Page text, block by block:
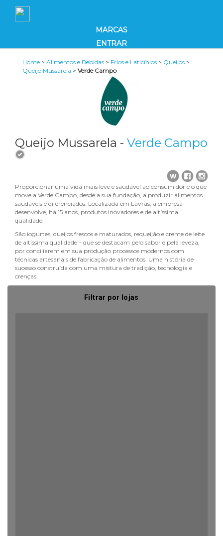
MARCAS
ENTRAR
Home > Alimentos e Bebidas > Frios e Laticínios > Queijos >
Queijo Mussarela > Verde Campo
Queijo Mussarela - Verde Campo
Proporcionar uma vida mais leve e saudável ao consumidor é o que
move a Verde Campo, desde a sua fundação, a produzir alimentos
saudáveis e diferenciados. Localizada em Lavras, a empresa
desenvolve, há 15 anos, produtos inovadores e de altíssima
qualidade.
São iogurtes, queijos frescos e maturados, requeijão e creme de leite
de altíssima qualidade – que se destacam pelo sabor e pela leveza,
por conciliarem em sua produção processos modernos com
técnicas artesanais de fabricação de alimentos. Uma história de
sucesso construída com uma mistura de tradição, tecnologia e
crenças.